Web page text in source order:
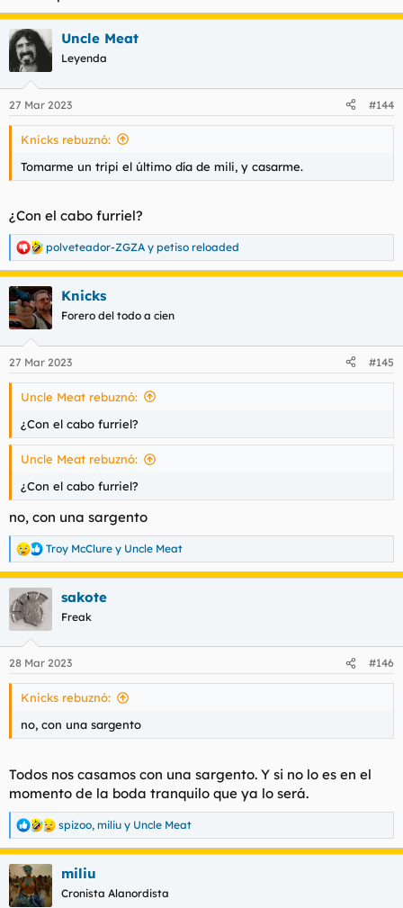
Uncle Meat
Leyenda
27 Mar 2023 #144
Knicks rebuznó:
Tomarme un tripi el último día de mili, y casarme.
¿Con el cabo furriel?
R
e
a
c
c
i
e
s
polveteador-ZGZA y petiso reloaded
Knicks
Forero del todo a cien
27 Mar 2023 #145
Uncle Meat rebuznó:
¿Con el cabo furriel?
Uncle Meat rebuznó:
¿Con el cabo furriel?
no, con una sargento
R
e
a
c
c
i
e
s
Troy McClure y Uncle Meat
sakote
Freak
28 Mar 2023 #146
Knicks rebuznó:
no, con una sargento
Todos nos casamos con una sargento. Y si no lo es en el
momento de la boda tranquilo que ya lo será.
R
e
a
c
c
i
spizoo, miliu y Uncle Meat
miliu
Cronista Alanordista